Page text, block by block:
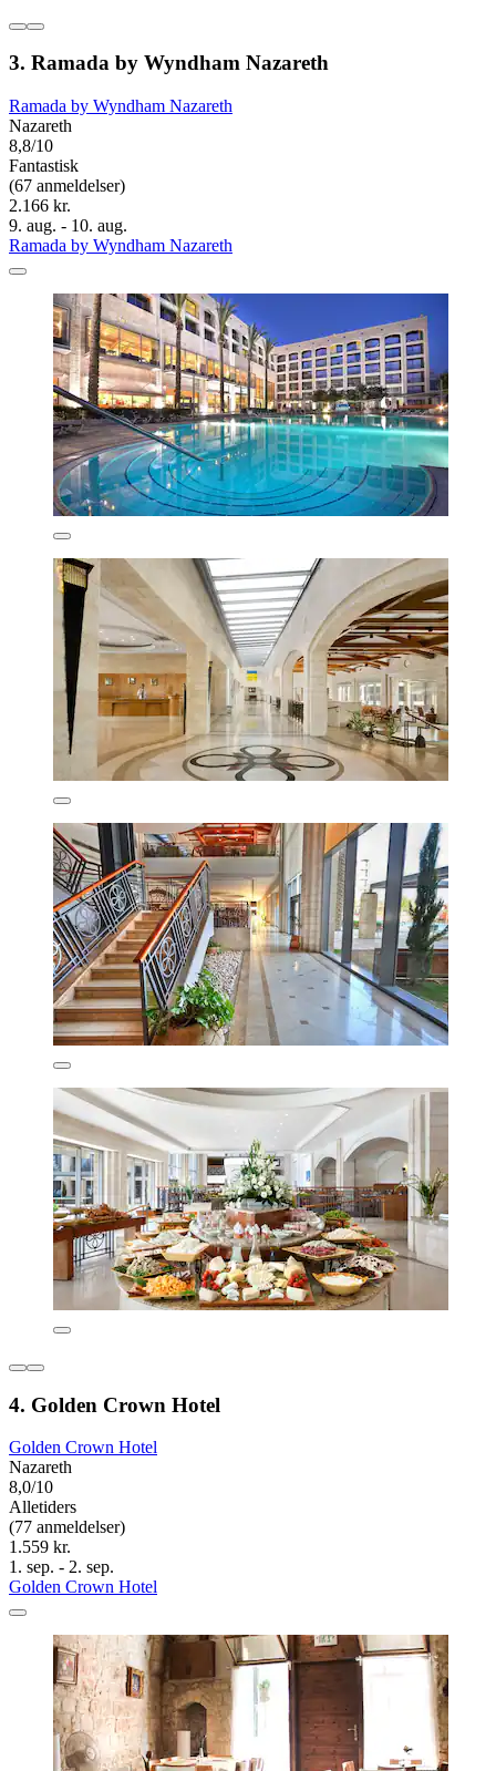
3. Ramada by Wyndham Nazareth
Ramada by Wyndham Nazareth
Nazareth
8,8/10
Fantastisk
(67 anmeldelser)
2.166 kr.
9. aug. - 10. aug.
Ramada by Wyndham Nazareth
4. Golden Crown Hotel
Golden Crown Hotel
Nazareth
8,0/10
Alletiders
(77 anmeldelser)
1.559 kr.
1. sep. - 2. sep.
Golden Crown Hotel